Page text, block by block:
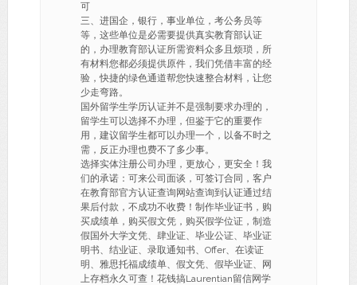
可
三、进国企，银行，事业单位，考公务员等
等，这些单位是必需要提供真实教育部认证
的，办理教育部认证所需资料众多且烦琐，所
有材料您都必须提供原件，我们凭借丰富的经
验，快捷的绿色通道帮您快速整合材料，让您
少走弯路。
国外留学生学历认证并不是强制要求办理的，
留学生可以选择不办理，但鉴于它的重要作
用，建议留学生都可以办理一个，以备不时之
需，反正办理也费不了多少事。
选择实体注册公司办理，更放心，更安全！我
们的承诺：可来公司面谈，可签订合同，客户
在教育部官方认证查询网站查询到认证通过结
果后付款，不成功不收费！制作毕业证书，购
买成绩单，购买假文凭，购买假学位证，制造
假国外大学文凭、肆业证、毕业公证、毕业证
明书、结业证、录取通知书、Offer、在读证
明、雅思托福成绩单、假文凭、假毕业证、网
上存档永久可查！花钱搞Laurentian留信网学